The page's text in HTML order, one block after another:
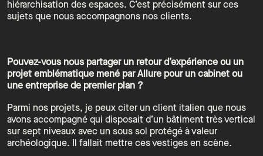
hiérarchisation des espaces. C’est précisément sur ces
sujets que nous accompagnons nos clients.
Pouvez-vous nous partager un retour d’expérience ou un
projet emblématique mené par Allure pour un cabinet ou
une entreprise de premier plan ?
Parmi nos projets, je peux citer un client italien que nous
avons accompagné qui disposait d’un bâtiment très vertical
sur sept niveaux avec un sous sol protégé à valeur
archéologique. Il fallait mettre ces vestiges en scène.